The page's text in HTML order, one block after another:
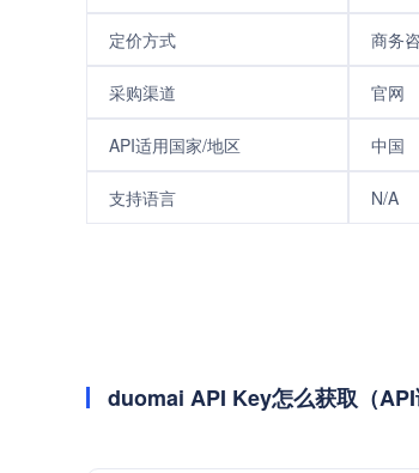
定价方式 商务
采购渠道 官网
API适用国家/地区 中国
支持语言 N/A
duomai API Key怎么获取（API